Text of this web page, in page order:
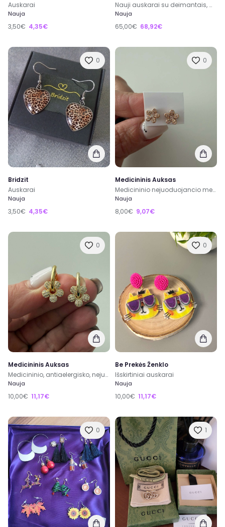
Auskarai
Nauja
3,50€ 4,35€
Nauji auskarai su deimantais, moisanitais
Nauja
65,00€ 68,92€
0
Bridzit
Auskarai
Nauja
3,50€ 4,35€
0
Medicininis Auksas
Medicininio nejuoduojancio metalo auskarai gelytes
Nauja
8,00€ 9,07€
0
Medicininis Auksas
Medicininio, antiaelergisko, nejuoduojancio metalo aukso spalvos auskarai
Nauja
10,00€ 11,17€
0
Be Prekės Ženklo
Išskirtiniai auskarai
Nauja
10,00€ 11,17€
0 1